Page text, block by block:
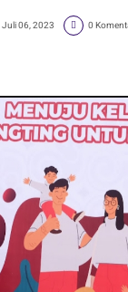
Juli 06, 2023 0